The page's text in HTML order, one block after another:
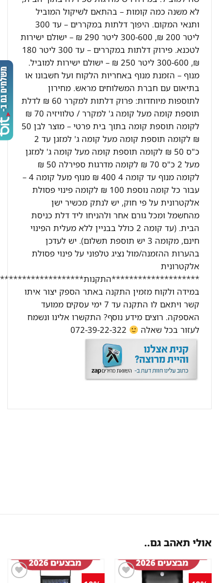
לא משנה כמה קומות – בהתאם לשיקול המוביל
ותנאי המקום. היפוך דלתות במקררים – עד 300
ליטר 200 ₪, 300-600 ליטר 290 ₪ – ישולם ישירות
לטכנא. פירוק דלתות במקררים – עד 300 ליטר 180
₪, 300-600 ליטר 250 ₪ – ישולם ישירות למוביל.
מנוף – הזמנת מנוף באחריות הלקוח ועל חשבונו או
בתיאום עם חברת המשלוחים מראש. מחירון
לתוספות מיוחדות: פרוק דלתות למקרר 60 ₪ לדלת
תוספת קומה מעל קומה ג' למקרר / טלוויזיה 70 ₪
לקומה תוספת קומה בתוך בית פרטי – מוצר לבן 50
₪ לקומה תוספת קומה מעל קומה ג' למזגן עד 2
כ"ס 50 ₪ לקומה תוספת קומה מעל קומה ג' למזגן
מעל 2 כ"ס 70 ₪ לקומה מדרגות ספירלה 50 ₪
לקומה מנוף עד קומה 4 400 ₪ מנוף מעל קומה 4 –
עבור כל קומה נוספת 100 ₪ לקומה פינוי פסולת
אלקטרונית על פי חוק, יש לנתק מכשיר ישן
מהחשמל ומכל גורם אחר ולהניחו ליד דלת כניסת
הבית. (עד קומה 2 כולל בבניין ללא מעלית הפינוי
חינם, מקומה 3 יש תוספת תשלום). יש לעדכן
בהערות ההזמנה/מול נציג טלפוני על פינוי פסולת
אלקטרונית
********************התקנות********************:
במידה ולקוח מזמין התקנה באתר הספק יצור איתו
קשר ויתאם לו התקנה עד 7 ימי עסקים ממועד
האספקה. רוצים מידע נוסף? התקשרו אלינו ונשמח
לעזור בכל שאלה
072-39-22-322
אולי תאהב גם..